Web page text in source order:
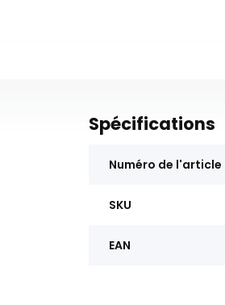
Spécifications
Numéro de l'article
SKU
EAN